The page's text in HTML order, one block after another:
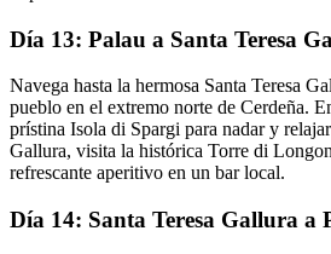
Día 13: Palau a Santa Teresa
Navega hasta la hermosa Santa Teresa
pueblo en el extremo norte de Cerdeña.
prístina Isola di Spargi para nadar y
Gallura, visita la histórica Torre di
refrescante aperitivo en un bar local.
Día 14: Santa Teresa Gallura a